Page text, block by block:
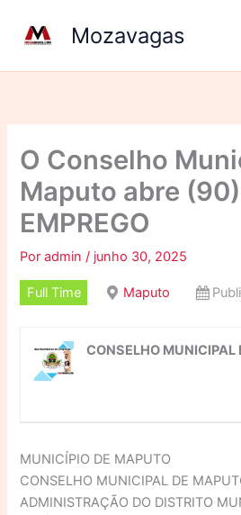
conteúdo
Mozavagas
O Conselho
Maputo abre
EMPREGO
Poradmin/ junho 30, 2025
Full Time Maputo
CONSELHO MUNICIPAL
MUNICÍPIO DE MAPUTO
CONSELHO MUNICIPAL DE
ADMINISTRAÇÃO DO DISTRITO